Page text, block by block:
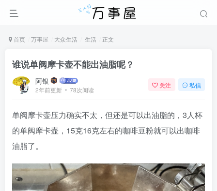
首页 万事屋 大众生活 生活 正文
谁说单阀摩卡壶不能出油脂呢？
阿银
2年前更新 78次阅读
关注 私信
单阀摩卡壶压力确实不太，但还是可以出油脂的，3人杯
的单阀摩卡壶，15克16克左右的咖啡豆粉就可以出咖啡
油脂了。